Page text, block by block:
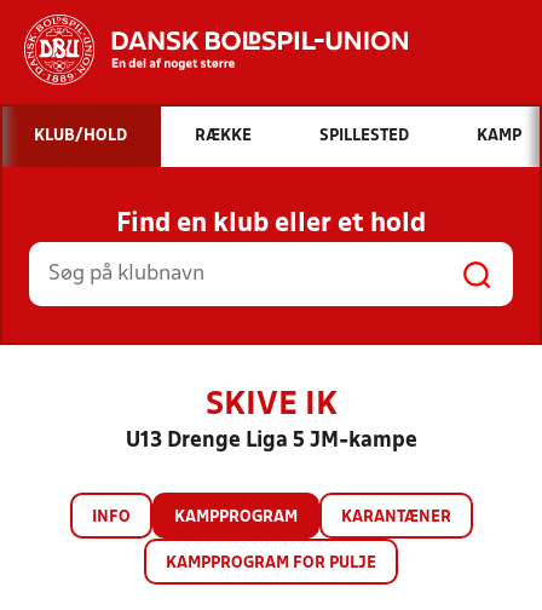
Hvad vil du søge efter?
INDHOLD OG NYHEDER
STILLINGER, RESULTATER, KLUBBER OG
HOLD
KLUB/HOLD RÆKKE SPILLESTED KAMP
Find en klub eller et hold
SKIVE IK
U13 Drenge Liga 5 JM-kampe
INFO KAMPPROGRAM KARANTÆNER
KAMPPROGRAM FOR PULJE